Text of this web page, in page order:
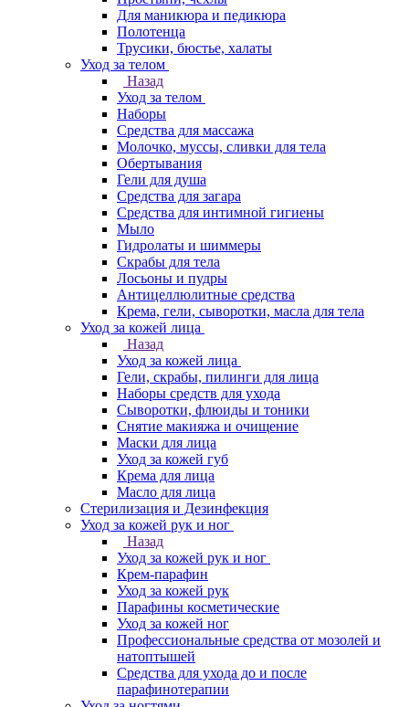
Для маникюра и педикюра
Полотенца
Трусики, бюстье, халаты
Уход за телом
Назад
Уход за телом
Наборы
Средства для массажа
Молочко, муссы, сливки для тела
Обертывания
Гели для душа
Средства для загара
Средства для интимной гигиены
Мыло
Гидролаты и шиммеры
Скрабы для тела
Лосьоны и пудры
Антицеллюлитные средства
Крема, гели, сыворотки, масла для тела
Уход за кожей лица
Назад
Уход за кожей лица
Гели, скрабы, пилинги для лица
Наборы средств для ухода
Сыворотки, флюиды и тоники
Снятие макияжа и очищение
Маски для лица
Уход за кожей губ
Крема для лица
Масло для лица
Стерилизация и Дезинфекция
Уход за кожей рук и ног
Назад
Уход за кожей рук и ног
Крем-парафин
Уход за кожей рук
Парафины косметические
Уход за кожей ног
Профессиональные средства от мозолей и
натоптышей
Средства для ухода до и после
парафинотерапии